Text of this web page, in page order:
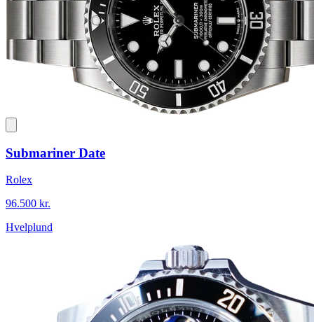
Submariner Date
Rolex
96.500 kr.
Hvelplund